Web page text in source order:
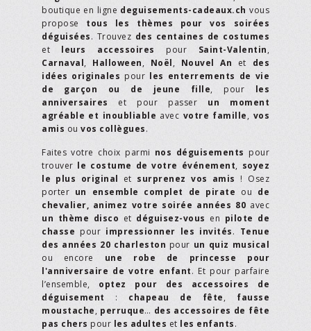
boutique en ligne deguisements-cadeaux.ch vous
propose tous les thèmes pour vos soirées
déguisées. Trouvez des centaines de costumes
et leurs accessoires pour Saint-Valentin,
Carnaval, Halloween, Noël, Nouvel An et des
idées originales pour les enterrements de vie
de garçon ou de jeune fille, pour les
anniversaires et pour passer un moment
agréable et inoubliable avec votre famille, vos
amis ou vos collègues.
Faites votre choix parmi nos déguisements pour
trouver le costume de votre événement, soyez
le plus original et surprenez vos amis ! Osez
porter un ensemble complet de pirate ou de
chevalier, animez votre soirée années 80 avec
un thème disco et déguisez-vous en pilote de
chasse pour impressionner les invités. Tenue
des années 20 charleston pour un quiz musical
ou encore une robe de princesse pour
l'anniversaire de votre enfant. Et pour parfaire
l’ensemble, optez pour des accessoires de
déguisement : chapeau de fête, fausse
moustache, perruque… des accessoires de fête
pas chers pour les adultes et les enfants.